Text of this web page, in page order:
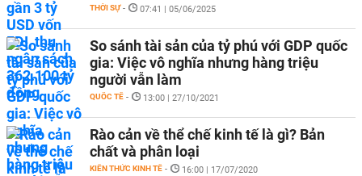
THỜI SỰ - 07:41 | 05/06/2025
So sánh tài sản của tỷ phú với GDP quốc
gia: Việc vô nghĩa nhưng hàng triệu
người vẫn làm
QUỐC TẾ - 13:00 | 27/10/2021
Rào cản về thể chế kinh tế là gì? Bản
chất và phân loại
KIẾN THỨC KINH TẾ - 16:00 | 17/07/2020